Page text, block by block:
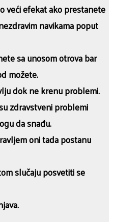
veći efekat ako prestanete
navikama poput
sa unosom otrova bar
možete.
dok ne krenu problemi.
zdravstveni problemi
da snađu.
oni tada postanu
slučaju posvetiti se